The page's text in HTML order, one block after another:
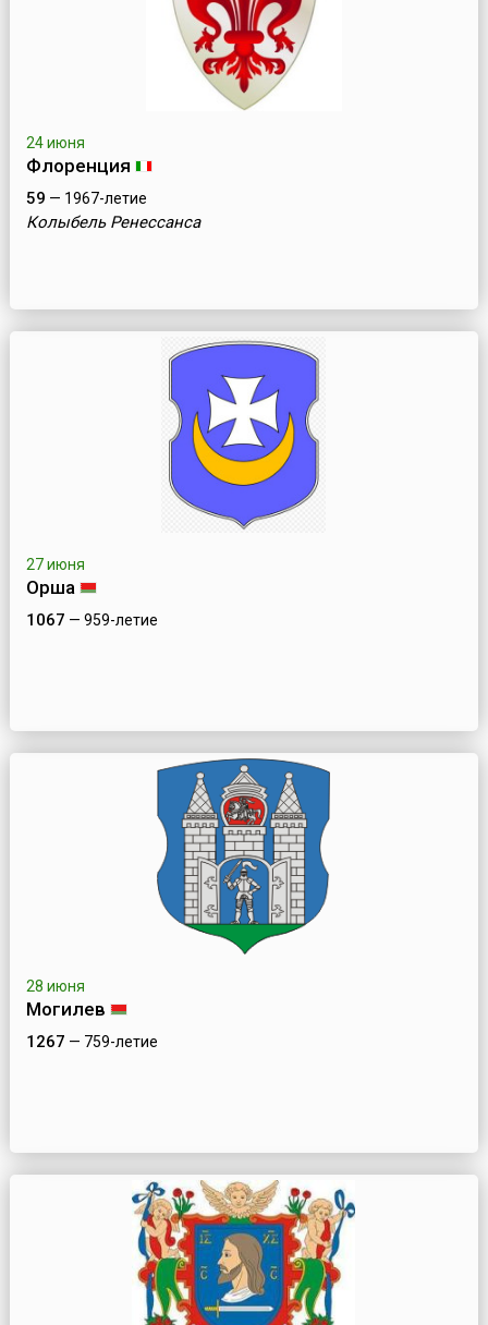
24 июня
Флоренция
59 — 1967-летие
Колыбель Ренессанса
27 июня
Орша
1067 — 959-летие
28 июня
Могилев
1267 — 759-летие